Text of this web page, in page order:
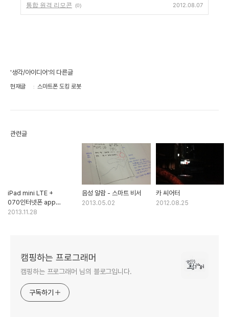
통합 원격 리모콘 (0) 2012.08.07
'생각/아이디어'의 다른글
현재글 스마트폰 도킹 로봇
관련글
iPad mini LTE +
070인터넷폰 app
조합이면 어떨까?
2013.11.28
음성 알람 - 스마트 비서
2013.05.02
카 씨어터
2012.08.25
캠핑하는 프로그래머
캠핑하는 프로그래머 님의 블로그입니다.
구독하기